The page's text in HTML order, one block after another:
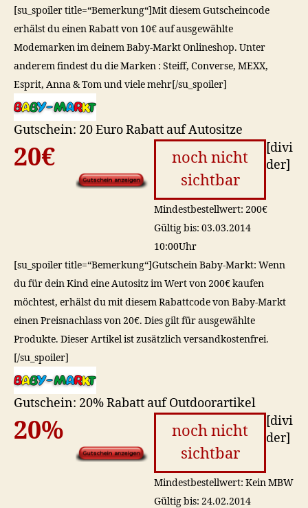
[su_spoiler title=“Bemerkung“]Mit diesem Gutscheincode
erhälst du einen Rabatt von 10€ auf ausgewählte
Modemarken im deinem Baby-Markt Onlineshop. Unter
anderem findest du die Marken : Steiff, Converse, MEXX,
Esprit, Anna & Tom und viele mehr[/su_spoiler]
Gutschein: 20 Euro Rabatt auf Autositze
20€
noch nicht
sichtbar
Mindestbestellwert: 200€
Gültig bis: 03.03.2014
10:00Uhr
[su_spoiler title=“Bemerkung“]Gutschein Baby-Markt: Wenn
du für dein Kind eine Autositz im Wert von 200€ kaufen
möchtest, erhälst du mit diesem Rabattcode von Baby-Markt
einen Preisnachlass von 20€. Dies gilt für ausgewählte
Produkte. Dieser Artikel ist zusätzlich versandkostenfrei.
[/su_spoiler]
[divi
der]
Gutschein: 20% Rabatt auf Outdoorartikel
20%
noch nicht
sichtbar
Mindestbestellwert: Kein MBW
Gültig bis: 24.02.2014
[divi
der]